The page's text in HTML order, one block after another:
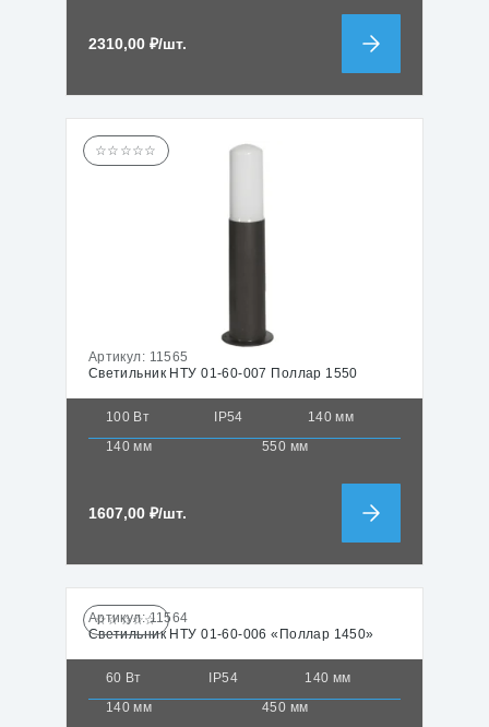
2310,00 ₽/шт.
☆☆☆☆☆
Артикул: 11565
Светильник НТУ 01-60-007 Поллар 1550
100 Вт IP54
140 мм
140 мм
550 мм
1607,00 ₽/шт.
☆☆☆☆☆
Артикул:11564
Светильник НТУ 01-60-006 «Поллар 1450»
60 Вт IP54
140 мм
140 мм
450 мм